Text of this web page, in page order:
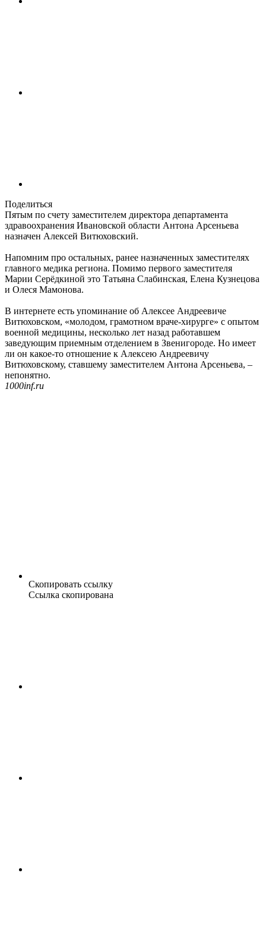
Поделиться
Пятым по счету заместителем директора департамента
здравоохранения Ивановской области Антона Арсеньева
назначен Алексей Витюховский.
Напомним про остальных, ранее назначенных заместителях
главного медика региона. Помимо первого заместителя
Марии Серёдкиной это Татьяна Слабинская, Елена Кузнецова
и Олеся Мамонова.
В интернете есть упоминание об Алексее Андреевиче
Витюховском, «молодом, грамотном враче-хирурге» с опытом
военной медицины, несколько лет назад работавшем
заведующим приемным отделением в Звенигороде. Но имеет
ли он какое-то отношение к Алексею Андреевичу
Витюховскому, ставшему заместителем Антона Арсеньева, –
непонятно.
1000inf.ru
Скопировать ссылку
Ссылка скопирована